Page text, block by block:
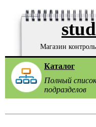
Магазин
Каталог
Полный
подразделов